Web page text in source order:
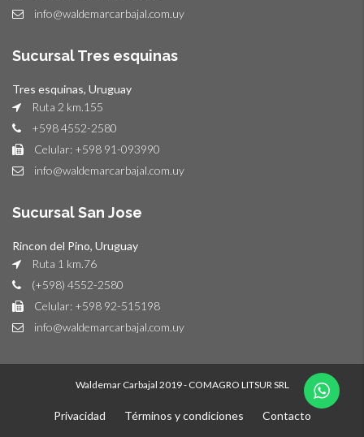
info@waldemarcarbajal.com.uy
Sucursal Tres esquinas
Tres esquinas, Uruguay
Ruta 2 km.155
+598 4552-2580
Celular: +598 91-093990
info@waldemarcarbajal.com.uy
Sucursal San Jose
Rincon del Pino, Uruguay
Ruta 1 km.76
(+598) 4552-2580
Celular: +598 92-515198
info@waldemarcarbajal.com.uy
Waldemar Carbajal 2019 - COMAGRO LITSUR SRL
Privacidad Términos y condiciones Contacto